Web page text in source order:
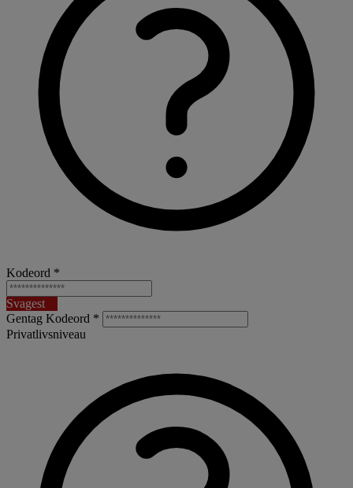
Kodeord *
Svagest
Gentag Kodeord *
Privatlivsniveau